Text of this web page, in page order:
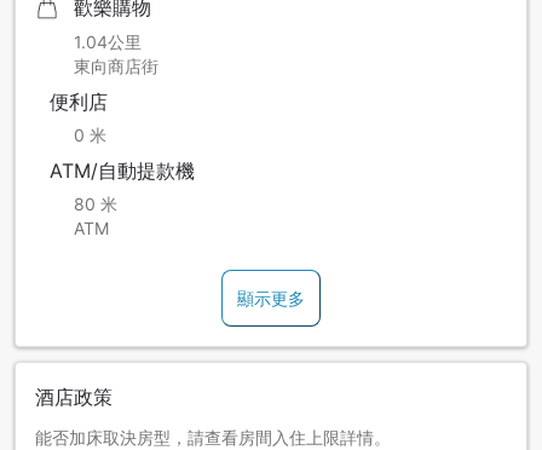
歡樂購物
1.04公里
東向商店街
便利店
0 米
ATM/自動提款機
80 米
ATM
顯示更多
酒店政策
能否加床取決房型，請查看房間入住上限詳情。